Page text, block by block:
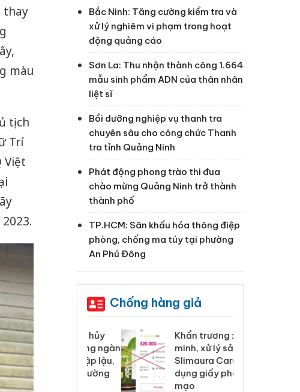
thay
màu
tịch
Trí
Việt
Bắc Ninh: Tăng cường kiểm tra và
xử lý nghiêm vi phạm trong hoạt
động quảng cáo
Sơn La: Thu nhận thành công 1.664
mẫu sinh phẩm ADN của thân nhân
liệt sĩ
Bồi dưỡng nghiệp vụ thanh tra
chuyên sâu cho công chức Thanh
tra tỉnh Quảng Ninh
Phát động phong trào thi đua
chào mừng Quảng Ninh trở thành
thành phố
TP.HCM: Sân khấu hóa thông điệp
phòng, chống ma túy tại phường
An Phú Đông
Chống hàng giả
Mau: Tiêu hủy
khai hàng ngàn
phẩm nhập lậu,
vệ môi trường
doanh
Khẩn trương xác
minh, xử lý sản phẩm
Slimaura Care x3 sử
dụng giấy phép giả
mạo